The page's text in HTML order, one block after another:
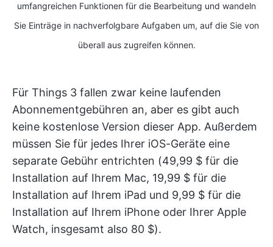
umfangreichen Funktionen für die Bearbeitung und wandeln
Sie Einträge in nachverfolgbare Aufgaben um, auf die Sie von
überall aus zugreifen können.
Für Things 3 fallen zwar keine laufenden
Abonnementgebühren an, aber es gibt auch
keine kostenlose Version dieser App. Außerdem
müssen Sie für jedes Ihrer iOS-Geräte eine
separate Gebühr entrichten (49,99 $ für die
Installation auf Ihrem Mac, 19,99 $ für die
Installation auf Ihrem iPad und 9,99 $ für die
Installation auf Ihrem iPhone oder Ihrer Apple
Watch, insgesamt also 80 $).